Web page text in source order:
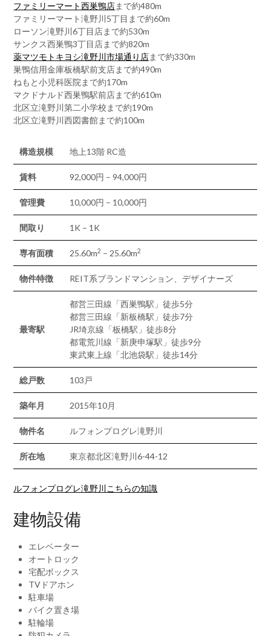
ファミリーマート西巣鴨店まで約480m
ファミリーマート滝野川5丁目まで約60m
ローソン滝野川6丁目店まで約530m
サンクス西巣鴨3丁目店まで約820m
薬マツモトキヨシ滝野川市場通り店まで約330m
巣鴨信用金庫板橋駅前支店まで約490m
ねもと小児科医院まで約170m
マクドナルド西巣鴨駅前店まで約610m
北区立滝野川第二小学校まで約190m
北区立滝野川西図書館まで約100m
構造規模 地上13階 RC造
賃料 92,000円 – 94,000円
管理費 10,000円 – 10,000円
間取り 1K – 1K
専有面積 25.60m2 – 25.60m2
物件特徴 REIT系ブランドマンション、デザイナーズ
最寄駅
都営三田線「西巣鴨駅」徒歩5分
都営三田線「新板橋駅」徒歩7分
JR埼京線「板橋駅」徒歩8分
都電荒川線「新庚申塚駅」徒歩9分
東武東上線「北池袋駅」徒歩14分
総戸数 103戸
築年月 2015年10月
物件名 ルフォンプログレ滝野川
所在地 東京都北区滝野川6-44-12
ルフォンプログレ滝野川こちらの知識
建物設備
エレベーター
オートロック
宅配ボックス
TVドアホン
駐車場
バイク置き場
駐輪場